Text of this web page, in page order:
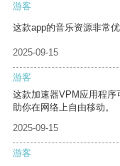
游客
这款app的音乐资源非常
2025-09-15
游客
这款加速器VPM应用程
助你在网络上自由移动。
2025-09-15
游客